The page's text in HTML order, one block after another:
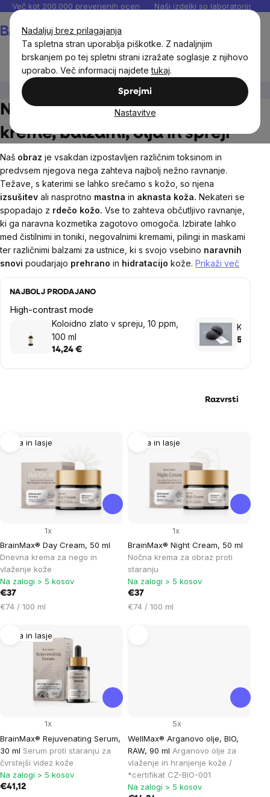
Nadaljuj brez prilagajanja
Ta spletna stran uporablja piškotke. Z nadaljnjim
brskanjem po tej spletni strani izražate soglasje z njihovo
uporabo. Več informacij najdetetukaj.
Sprejmi
Nastavitve
Preskoči
vsebino
Več kot 200.000 preverjenih ocen Naši izdelki so laboratorijsko
Nega kože in ustnic
Nega kože in ustnic - Naravne
kreme, balzami, olja in spreji
Naš obraz je vsakdan izpostavljen različnim toksinom in
predvsem njegova nega zahteva najbolj nežno ravnanje.
Težave, s katerimi se lahko srečamo s kožo, so njena
izsušitev ali nasprotno mastna in aknasta koža. Nekateri se
spopadajo z rdečo kožo. Vse to zahteva občutljivo ravnanje,
ki ga naravna kozmetika zagotovo omogoča. Izbirate lahko
med čistilnimi in toniki, negovalnimi kremami, pilingi in maskami
ter različnimi balzami za ustnice, ki s svojo vsebino naravnih
snovi poudarjajo prehrano in hidratacijo kože. Prikaži več
NAJBOLJ PRODAJANO
High-contrast mode
Koloidno zlato v spreju, 10 ppm,
100 ml
14,24 €
Konjac
5,26 €
Razvrsti
List
products
Koža in lasje
BrainMax® Day Cream, 50 ml
Dnevna krema za nego in
vlaženje kože
1x
Na zalogi > 5 kosov
€37
Cena
enoto:
€74 / 100 ml
Koža in lasje
BrainMax® Night Cream, 50 ml
Nočna krema za obraz proti
staranju
1x
Na zalogi > 5 kosov
€37
Cena
€74 / 100 ml
Koža in lasje
BrainMax® Rejuvenating Serum,
30 ml Serum proti staranju za
čvrstejši videz kože
1x
Na zalogi > 5 kosov
€41,12
WellMax® Arganovo olje, BIO,
RAW, 90 ml Arganovo olje za
vlaženje in hranjenje kože /
*certifikat CZ-BIO-001
5x
Na zalogi > 5 kosov